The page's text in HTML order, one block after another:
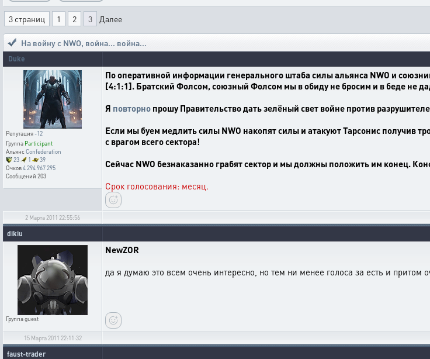
3 страниц 1 2 3 Далее
На войну с NWO, война... война...
Duke
Репутация-12
Группа Participant
АльянсConfederation
23
1
39
Очков4 294 967 295
Сообщений 203
По оперативной информации генерального штаба силы альянса NWO и
[4:1:1]. Братский Фолсом, союзный Фолсом мы в обиду не бросим и в беде не
Я повторно прошу Правительство дать зелёный свет войне против
Если мы буем медлить силы NWO накопят силы и атакуют Тарсонис получив
с врагом всего сектора!
Сейчас NWO безнаказанно грабят сектор и мы должны положить им конец.
Срок голосования: месяц.
2 Марта 2011 22:55:56
dikiu
Группаguest
NewZOR
да я думаю это всем очень интересно, но тем ни менее голоса за есть и притом
15 Марта 2011 22:11:32
faust-trader